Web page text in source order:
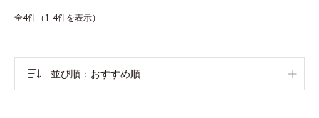
全4件（1-4件を表示）
並び順 おすすめ順